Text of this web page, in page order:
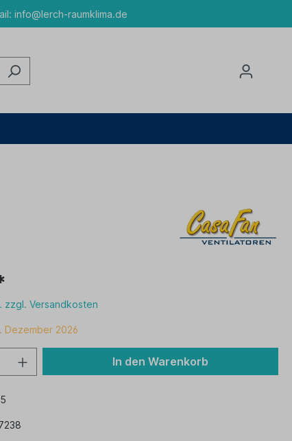
info@lerch-raumklima.de
zzgl. Versandkosten
Dezember 2026
In den Warenkorb